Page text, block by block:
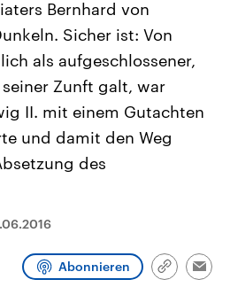
6.
aus
Wirtschaftlich und
gehören die Vereinigten
den mächtigsten Ländern
mit großem Einfluss auf
aktuelle Weltgeschehen.
Podcasts
Bernhard von
Sicher ist: Von
als aufgeschlossener,
Zunft galt, war
II. mit einem Gutachten
und damit den Weg
des
Abonnieren
Link